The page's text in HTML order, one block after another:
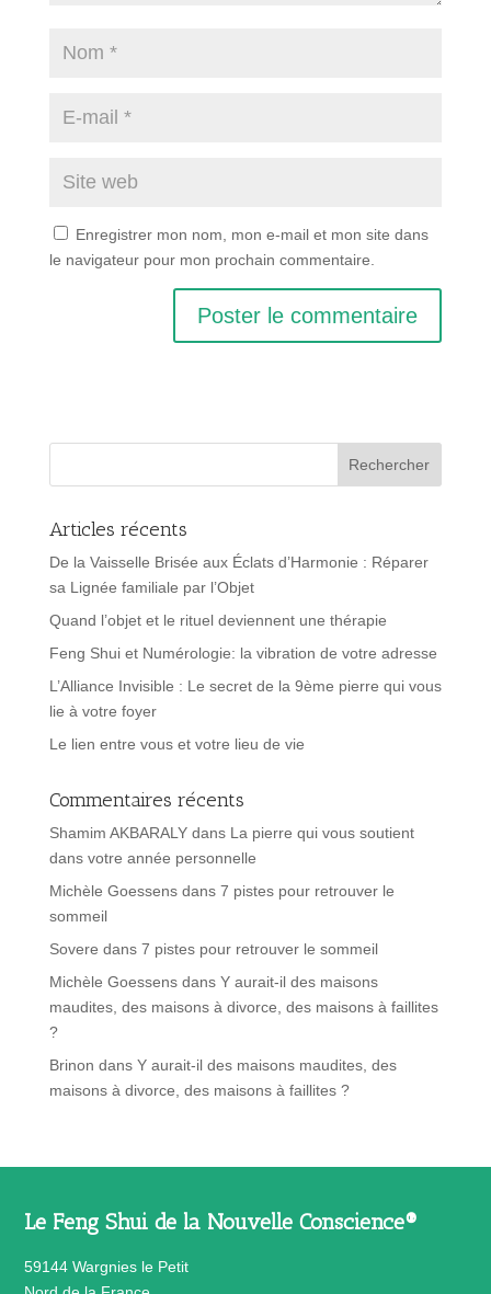
Enregistrer mon nom, mon e-mail et mon site dans
le navigateur pour mon prochain commentaire.
Articles récents
De la Vaisselle Brisée aux Éclats d’Harmonie : Réparer
sa Lignée familiale par l’Objet
Quand l’objet et le rituel deviennent une thérapie
Feng Shui et Numérologie: la vibration de votre adresse
L’Alliance Invisible : Le secret de la 9ème pierre qui vous
lie à votre foyer
Le lien entre vous et votre lieu de vie
Commentaires récents
Shamim AKBARALYdans La pierre qui vous soutient
dans votre année personnelle
Michèle Goessensdans 7 pistes pour retrouver le
sommeil
Sovere dans 7 pistes pour retrouver le sommeil
Michèle Goessensdans Y aurait-il des maisons
maudites, des maisons à divorce, des maisons à faillites
?
Brinon dans Y aurait-il des maisons maudites, des
maisons à divorce, des maisons à faillites ?
Le Feng Shui de la Nouvelle Conscience®
59144 Wargnies le Petit